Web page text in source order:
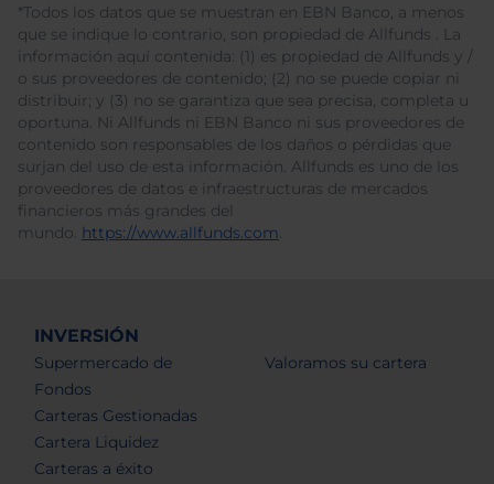
*Todos los datos que se muestran en EBN Banco, a menos
que se indique lo contrario, son propiedad de Allfunds . La
información aquí contenida: (1) es propiedad de Allfunds y /
o sus proveedores de contenido; (2) no se puede copiar ni
distribuir; y (3) no se garantiza que sea precisa, completa u
oportuna. Ni Allfunds ni EBN Banco ni sus proveedores de
contenido son responsables de los daños o pérdidas que
surjan del uso de esta información. Allfunds es uno de los
proveedores de datos e infraestructuras de mercados
financieros más grandes del
mundo. https://www.allfunds.com.
INVERSIÓN
Supermercado de
Fondos
Carteras Gestionadas
Cartera Liquidez
Carteras a éxito
Valoramos su cartera